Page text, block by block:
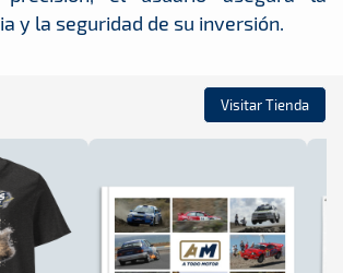
y la seguridad de su inversión.
Visitar Tienda